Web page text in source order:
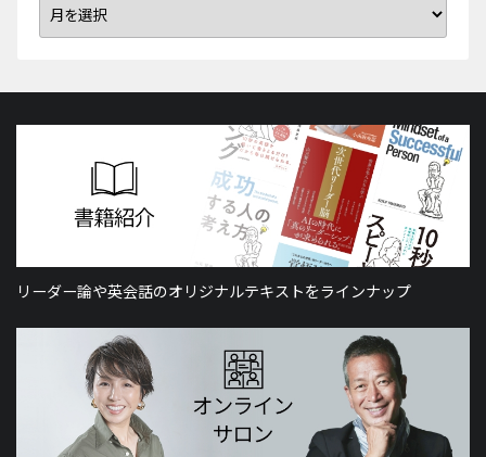
リーダー論や英会話のオリジナルテキストをラインナップ